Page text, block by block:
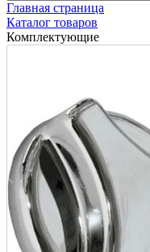
Главная страница
Каталог товаров
Комплектующие